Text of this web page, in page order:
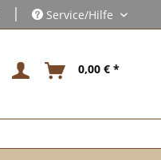
| Service/Hilfe
0,00 € *